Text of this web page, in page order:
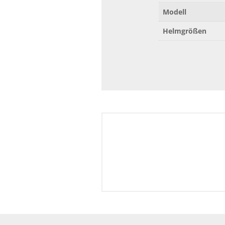
Modell
Helmgrößen